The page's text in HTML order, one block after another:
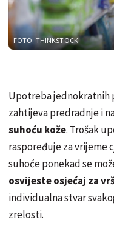
FOTO: THINKSTOCK
Upotreba jednokratnih
zahtijeva predradnje i
suhoću kože. Trošak
raspoređuje za vrijeme
suhoće ponekad se
osvijeste osjećaj za
individualna stvar
zrelosti.